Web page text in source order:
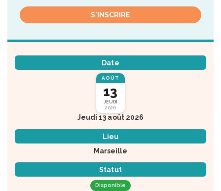
S'INSCRIRE
Date
AOÛT
13
JEUDI
2026
Jeudi 13 août 2026
Lieu
Marseille
Statut
Disponible